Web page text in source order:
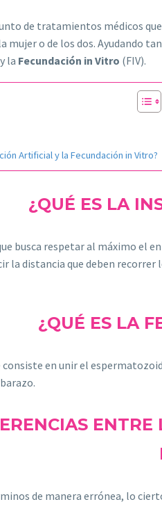
de tratamientos médicos
o de los dos. Ayudando
y la Fecundación in Vitro (FIV).
Artificial y la Fecundación in Vitro?
¿QUÉ ES LA
busca respetar al máximo el
la distancia que deben
¿QUÉ ES LA
consiste en unir el
de manera errónea, lo